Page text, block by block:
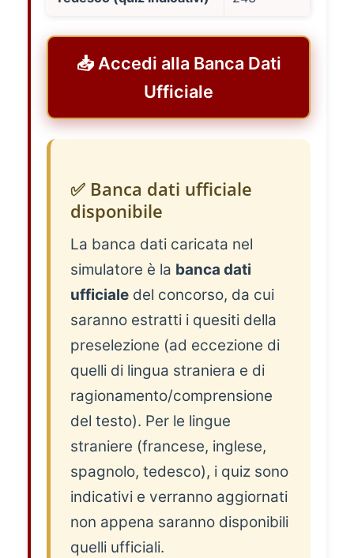
📥 Accedi alla Banca Dati
Ufficiale
✅ Banca dati ufficiale
disponibile
La banca dati caricata nel
simulatore è la banca dati
ufficiale del concorso, da cui
saranno estratti i quesiti della
preselezione (ad eccezione di
quelli di lingua straniera e di
ragionamento/comprensione
del testo). Per le lingue
straniere (francese, inglese,
spagnolo, tedesco), i quiz sono
indicativi e verranno aggiornati
non appena saranno disponibili
quelli ufficiali.